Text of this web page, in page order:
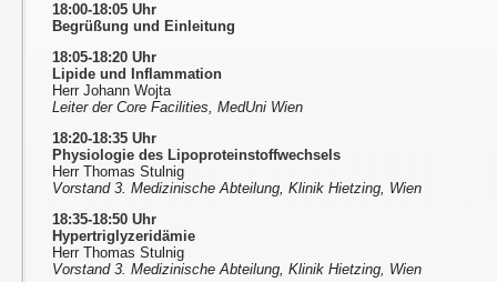
18:00-18:05 Uhr
Begrüßung und Einleitung
18:05-18:20 Uhr
Lipide und Inflammation
Herr Johann Wojta
Leiter der Core Facilities, MedUni Wien
18:20-18:35 Uhr
Physiologie des Lipoproteinstoffwechsels
Herr Thomas Stulnig
Vorstand 3. Medizinische Abteilung, Klinik Hietzing, Wien
18:35-18:50 Uhr
Hypertriglyzeridämie
Herr Thomas Stulnig
Vorstand 3. Medizinische Abteilung, Klinik Hietzing, Wien